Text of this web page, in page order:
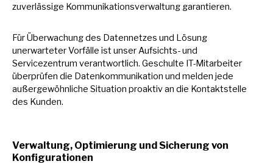
zuverlässige Kommunikationsverwaltung garantieren.
Für Überwachung des Datennetzes und Lösung
unerwarteter Vorfälle ist unser Aufsichts- und
Servicezentrum verantwortlich. Geschulte IT-Mitarbeiter
überprüfen die Datenkommunikation und melden jede
außergewöhnliche Situation proaktivan die Kontaktstelle
des Kunden.
Verwaltung, Optimierung und Sicherung von
Konfigurationen